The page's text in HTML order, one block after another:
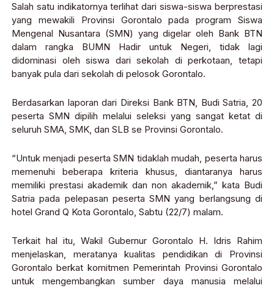
Salah satu indikatornya terlihat dari siswa-siswa berprestasi
yang mewakili Provinsi Gorontalo pada program Siswa
Mengenal Nusantara (SMN) yang digelar oleh Bank BTN
dalam rangka BUMN Hadir untuk Negeri, tidak lagi
didominasi oleh siswa dari sekolah di perkotaan, tetapi
banyak pula dari sekolah di pelosok Gorontalo.
Berdasarkan laporan dari Direksi Bank BTN, Budi Satria, 20
peserta SMN dipilih melalui seleksi yang sangat ketat di
seluruh SMA, SMK, dan SLB se Provinsi Gorontalo.
“Untuk menjadi peserta SMN tidaklah mudah, peserta harus
memenuhi beberapa kriteria khusus, diantaranya harus
memiliki prestasi akademik dan non akademik,” kata Budi
Satria pada pelepasan peserta SMN yang berlangsung di
hotel Grand Q Kota Gorontalo, Sabtu (22/7) malam.
Terkait hal itu, Wakil Gubernur Gorontalo H. Idris Rahim
menjelaskan, meratanya kualitas pendidikan di Provinsi
Gorontalo berkat komitmen Pemerintah Provinsi Gorontalo
untuk mengembangkan sumber daya manusia melalui